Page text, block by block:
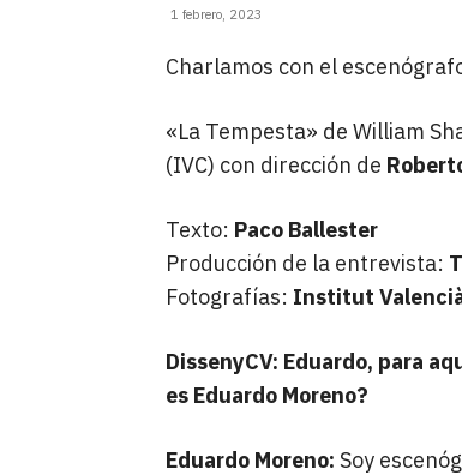
1 febrero, 2023
Charlamos con el
«La Tempesta» de William
(IVC) con dirección de
Texto: Paco Ballester
Producción de la entrevista:
Fotografías: Institut
DissenyCV: Eduardo, para
es Eduardo Moreno?
Eduardo Moreno: Soy